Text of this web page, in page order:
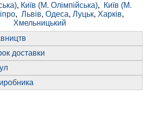
, Київ (М. Олімпійська),
Київ (М.
, Львів, Одеса, Луцьк, Харків,
Хмельницький
доставки